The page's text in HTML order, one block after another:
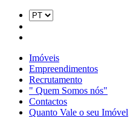
Imóveis
Empreendimentos
Recrutamento
" Quem Somos nós"
Contactos
Quanto Vale o seu Imóvel